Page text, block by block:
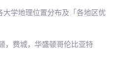
，费城，华盛顿哥伦比亚特